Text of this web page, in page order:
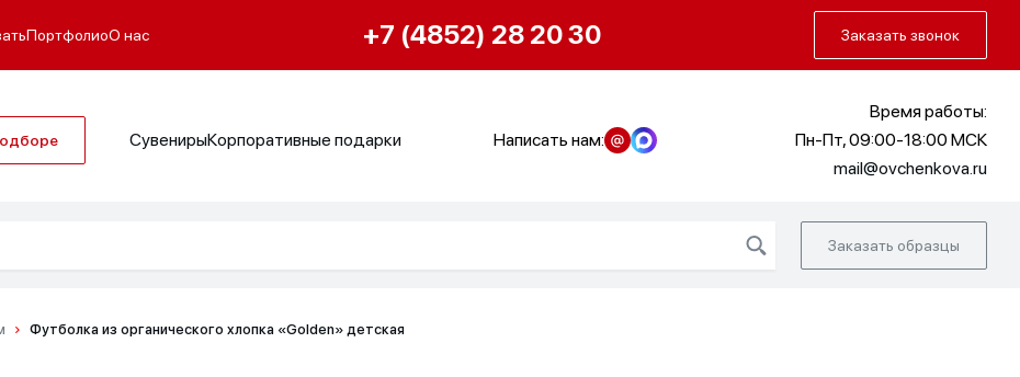
ПортфолиоО нас +7 (4852) 28 20 30 Заказать звонок
СувенирыКорпоративные подарки Написать нам:
Время работы:
Пн-Пт, 09:00-18:00 МСК
mail@ovchenkova.ru
Заказать образцы
Футболка из органического хлопка «Golden» детская